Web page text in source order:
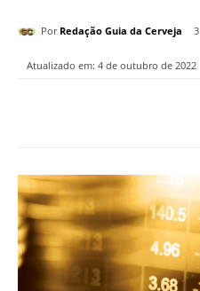
Por Redação Guia da Cerveja
Atualizado em: 4 de outubro de 2022